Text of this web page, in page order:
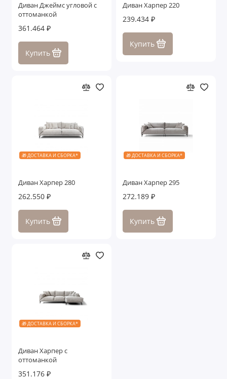
Диван Джеймс угловой с
оттоманкой
361.464 ₽
Купить
Диван Харпер 220
239.434 ₽
Купить
🎁 ДОСТАВКА И СБОРКА*
Диван Харпер 280
262.550 ₽
Купить
🎁 ДОСТАВКА И СБОРКА*
Диван Харпер 295
272.189 ₽
Купить
🎁 ДОСТАВКА И СБОРКА*
Диван Харпер с
оттоманкой
351.176 ₽